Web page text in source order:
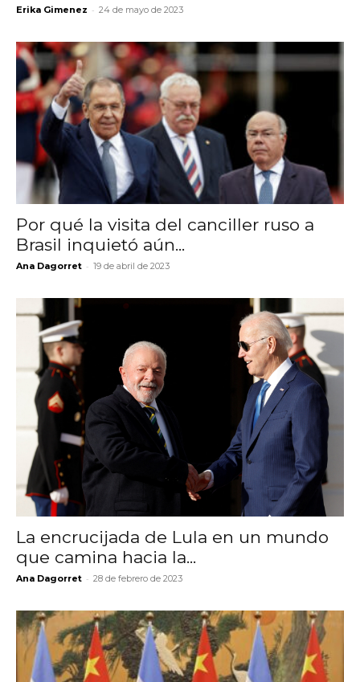
Erika Gimenez - 24 de mayo de 2023
Por qué la visita del canciller ruso a
Brasil inquietó aún...
Ana Dagorret - 19 de abril de 2023
La encrucijada de Lula en un mundo
que camina hacia la...
Ana Dagorret - 28 de febrero de 2023